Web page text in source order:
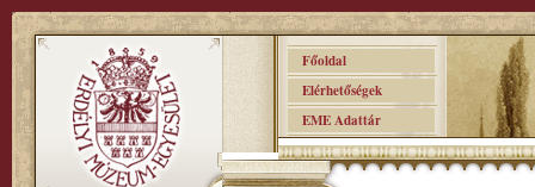
Főoldal
Elérhetőségek
EME Adattár